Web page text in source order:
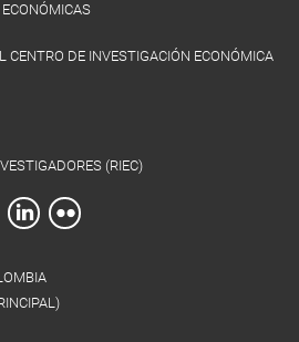
CENTRO DE INVESTIGACIÓN ECONÓMICA
(RIEC)